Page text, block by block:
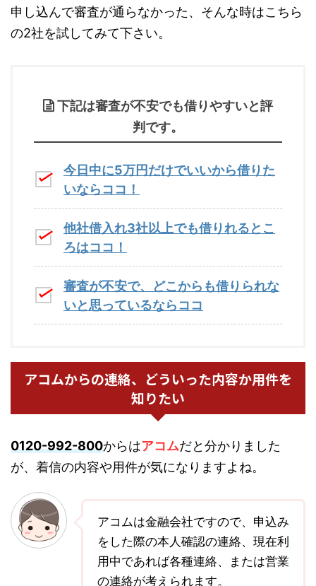
申し込んで審査が通らなかった、そんな時はこちら
の2社を試してみて下さい。
下記は審査が不安でも借りやすいと評
判です。
今日中に5万円だけでいいから借りた
いならココ！
他社借入れ3社以上でも借りれるとこ
ろはココ！
審査が不安で、どこからも借りられな
いと思っているならココ
アコムからの連絡、どういった内容か用件を
知りたい
0120-992-800からはアコムだと分かりました
が、着信の内容や用件が気になりますよね。
アコムは金融会社ですので、申込み
をした際の本人確認の連絡、現在利
用中であれば各種連絡、または営業
の連絡が考えられます。